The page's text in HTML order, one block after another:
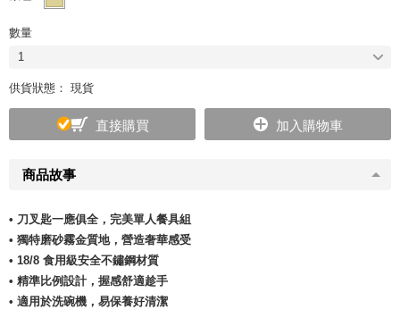
商品故事
• 刀叉匙一應俱全，完美單人餐具組
• 獨特磨砂霧金質地，營造奢華感受
• 18/8 食用級安全不鏽鋼材質
• 精準比例設計，握感舒適趁手
• 適用於洗碗機，易保養好清潔
數量
1
供貨狀態： 現貨
直接購買 加入購物車